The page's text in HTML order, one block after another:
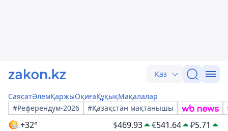
Қаз
СаясатӘлемҚаржыОқиғаҚұқықМақалалар
#Референдум-2026
#Қазақстан мақтанышы
+32° $469.93 €541.64 ₽5.71